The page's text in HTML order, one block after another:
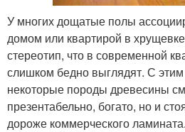
У многих дощатые полы
домом или квартирой в
стереотип, что в современной
слишком бедно выглядят. С
некоторые породы древесины
презентабельно, богато, но и
дороже коммерческого ламината.